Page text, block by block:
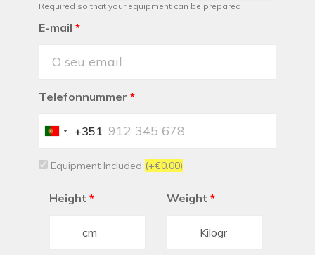
Required so that your equipment can be prepared
E-mail *
Telefonnummer *
Portugal
+351
Equipment Included (+€0.00)
Height * Weight *